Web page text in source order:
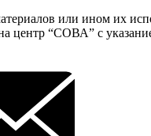
или ином их
центр “СОВА” с